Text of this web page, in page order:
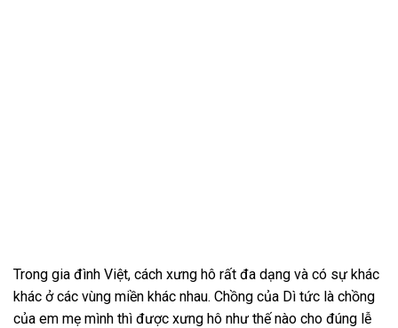
Trong gia đình Việt, cách xưng hô rất đa dạng và có sự khác
khác ở các vùng miền khác nhau. Chồng của Dì tức là chồng
của em mẹ mình thì được xưng hô như thế nào cho đúng lễ